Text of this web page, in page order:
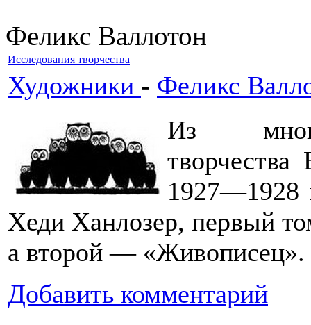
Феликс Валлотон
Исследования творчества
Художники - Феликс
Из
1927—1928
Хеди Ханлозер, первый
а второй — «Живописец».
Добавить комментарий